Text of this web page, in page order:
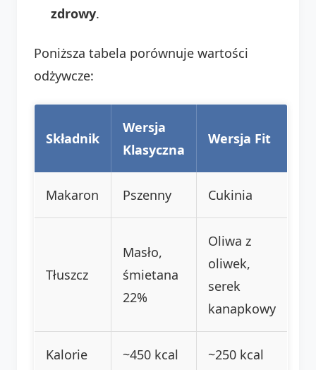
zdrowy.
Poniższa tabela porównuje wartości
odżywcze:
Składnik
Wersja
Klasyczna
Wersja Fit
Makaron Pszenny Cukinia
Tłuszcz
Masło,
śmietana
22%
Oliwa z
oliwek,
serek
kanapkowy
Kalorie ~450 kcal ~250 kcal